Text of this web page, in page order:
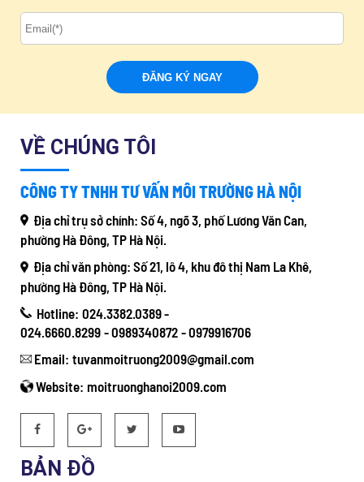
VỀ CHÚNG TÔI
CÔNG TY TNHH TƯ VẤN MÔI TRƯỜNG HÀ NỘI
Địa chỉ trụ sở chính: Số 4, ngõ 3, phố Lương Văn Can,
phường Hà Đông, TP Hà Nội.
Địa chỉ văn phòng: Số 21, lô 4, khu đô thị Nam La Khê,
phường Hà Đông, TP Hà Nội.
Hotline: 024.3382.0389 -
024.6660.8299 -0989340872 -0979916706
Email: tuvanmoitruong2009@gmail.com
Website: moitruonghanoi2009.com
BẢN ĐỒ